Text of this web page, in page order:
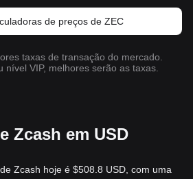
de preços de ZEC
taxas de transação do mercado.
nível VIP, melhores serão as taxas.
Zcash em USD
Zcash hoje é $508.8 USD, com uma